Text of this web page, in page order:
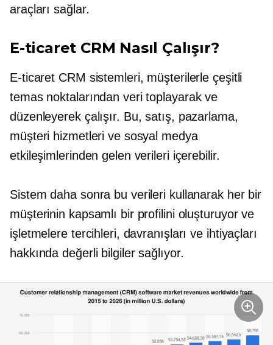
araçları sağlar.
E-ticaret CRM Nasıl Çalışır?
E-ticaret CRM sistemleri, müşterilerle çeşitli
temas noktalarından veri toplayarak ve
düzenleyerek çalışır. Bu, satış, pazarlama,
müşteri hizmetleri ve sosyal medya
etkileşimlerinden gelen verileri içerebilir.
Sistem daha sonra bu verileri kullanarak her bir
müşterinin kapsamlı bir profilini oluşturuyor ve
işletmelere tercihleri, davranışları ve ihtiyaçları
hakkında değerli bilgiler sağlıyor.